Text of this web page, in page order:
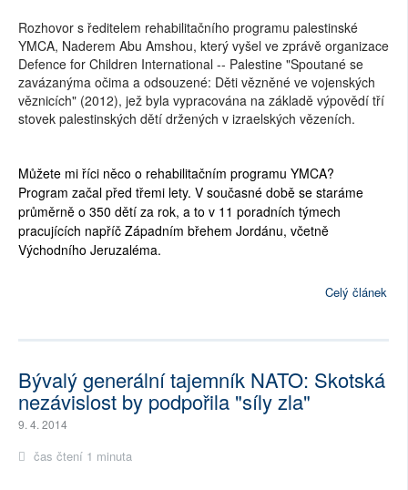
Rozhovor s ředitelem rehabilitačního programu palestinské
YMCA, Naderem Abu Amshou, který vyšel ve zprávě organizace
Defence for Children International -- Palestine "Spoutané se
zavázanýma očima a odsouzené: Děti vězněné ve vojenských
věznicích" (2012), jež byla vypracována na základě výpovědí tří
stovek palestinských dětí držených v izraelských vězeních.
Můžete mi říci něco o rehabilitačním programu YMCA?
Program začal před třemi lety. V současné době se staráme
průměrně o 350 dětí za rok, a to v 11 poradních týmech
pracujících napříč Západním břehem Jordánu, včetně
Východního Jeruzaléma.
Celý článek
Bývalý generální tajemník NATO: Skotská
nezávislost by podpořila "síly zla"
9. 4. 2014
čas čtení 1 minuta